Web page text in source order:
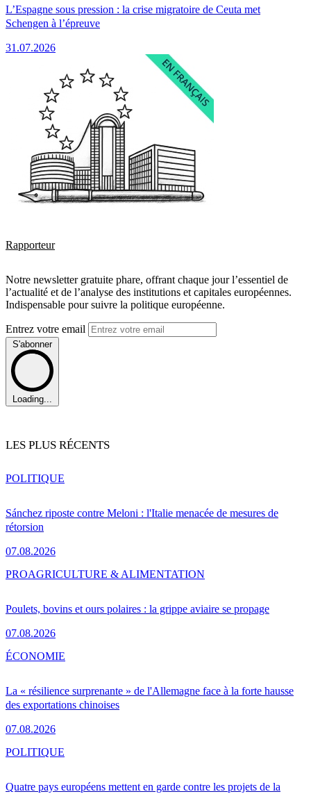
L’Espagne sous pression : la crise migratoire de Ceuta met
Schengen à l’épreuve
31.07.2026
Rapporteur
Notre newsletter gratuite phare, offrant chaque jour l’essentiel de
l’actualité et de l’analyse des institutions et capitales européennes.
Indispensable pour suivre la politique européenne.
Entrez votre email
S'abonner
Loading...
LES PLUS RÉCENTS
Sánchez riposte contre Meloni : l'Italie menacée de mesures de
rétorsion
07.08.2026
POLITIQUE
Poulets, bovins et ours polaires : la grippe aviaire se propage
07.08.2026
PROAGRICULTURE & ALIMENTATION
La « résilience surprenante » de l'Allemagne face à la forte hausse
des exportations chinoises
07.08.2026
ÉCONOMIE
Quatre pays européens mettent en garde contre les projets de la
POLITIQUE